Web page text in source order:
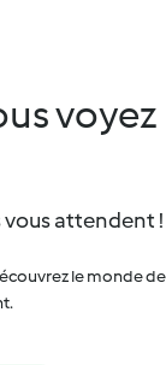
voyez
vous attendent !
le monde de